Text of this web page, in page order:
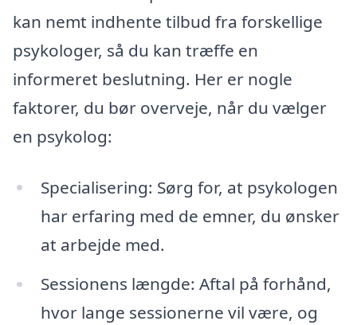
kan nemt indhente tilbud fra forskellige
psykologer, så du kan træffe en
informeret beslutning. Her er nogle
faktorer, du bør overveje, når du vælger
en psykolog:
Specialisering: Sørg for, at psykologen
har erfaring med de emner, du ønsker
at arbejde med.
Sessionens længde: Aftal på forhånd,
hvor lange sessionerne vil være, og